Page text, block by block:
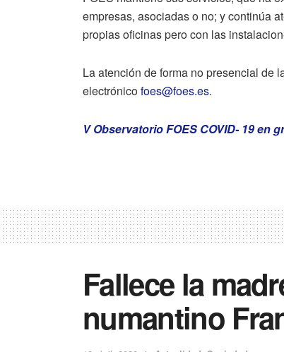
empresas, asociadas o no; y continúa
propias oficinas pero con las
La atención de forma no presencial de
electrónicofoes@foes.es.
V Observatorio FOES COVID- 19 en
Fallece la
numantino